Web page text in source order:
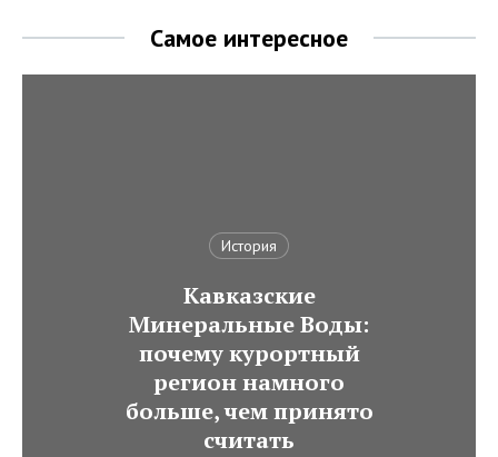
Самое интересное
История
Кавказские
Минеральные Воды:
почему курортный
регион намного
больше, чем принято
считать